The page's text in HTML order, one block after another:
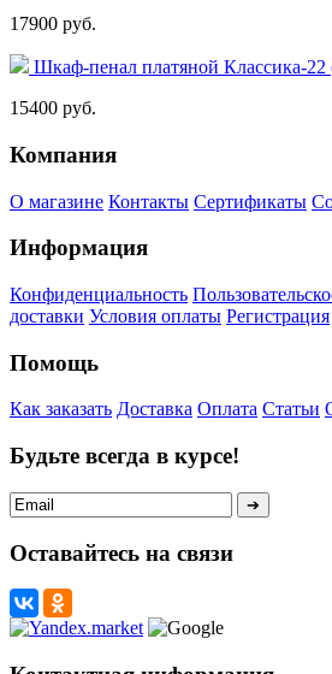
17900 руб.
Шкаф-пенал платяной Классика-
15400 руб.
Компания
О магазине Контакты Сертификаты
Информация
Конфиденциальность
доставки Условия оплаты Регистрация
Помощь
Как заказать Доставка Оплата Статьи
Будьте всегда в курсе!
Оставайтесь на связи